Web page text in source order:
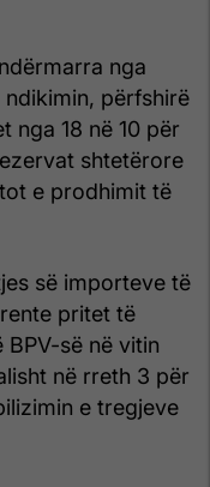
nga
përfshirë
nga 18 në 10 për
shtetërore
e prodhimit të
së importeve të
pritet të
së në vitin
në rreth 3 për
e tregjeve